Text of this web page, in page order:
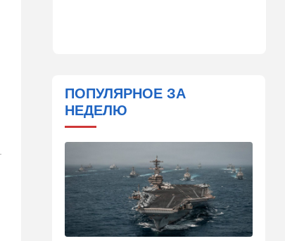
Бен-Гурион после войны:
новые правила,
безопасность и советы
Здоровье
Какие продукты помогают
легче переносить стресс:
что выяснили ученые
13:47 Ближний Восток
ПОПУЛЯРНОЕ ЗА
НЕДЕЛЮ